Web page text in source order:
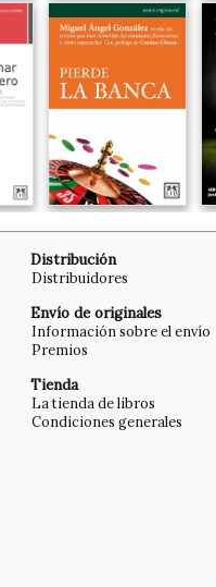
Distribución
Distribuidores
Envío de originales
Información sobre el envío
Premios
Tienda
La tienda de libros
Condiciones generales